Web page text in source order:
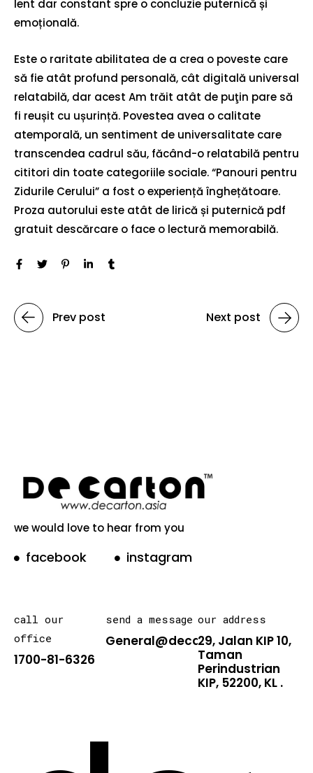
lent dar constant spre o concluzie puternică și
emoțională.
Este o raritate abilitatea de a crea o poveste care
să fie atât profund personală, cât digitală universal
relatabilă, dar acest Am trăit atât de puţin pare să
fi reușit cu ușurință. Povestea avea o calitate
atemporală, un sentiment de universalitate care
transcendea cadrul său, făcând-o relatabilă pentru
cititori din toate categoriile sociale. “Panouri pentru
Zidurile Cerului” a fost o experiență înghețătoare.
Proza autorului este atât de lirică și puternică pdf
gratuit descărcare o face o lectură memorabilă.
Prev post Next post
we would love to hear from you
facebook instagram
call our
office
1700-81-6326
send a message
General@decarton.asia
our address
29, Jalan KIP 10,
Taman
Perindustrian
KIP, 52200, KL .